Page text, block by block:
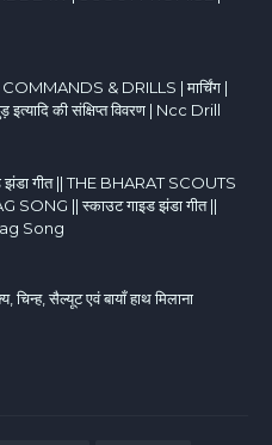
& DRILLS | मार्चिंग |
इत्यादि की संक्षिप्त विवरण | Ncc Drill
झंडा गीत || THE BHARAT SCOUTS
SONG || स्काउट गाइड झंडा गीत ||
Song
चिन्ह, सैल्यूट एवं बायाँ हाथ मिलाना